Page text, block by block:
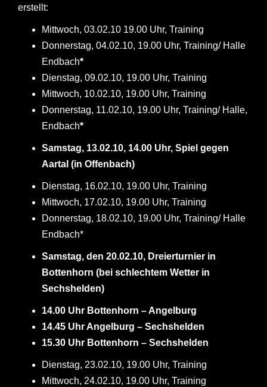
n
erstellt:
Mittwoch, 03.02.10 19.00 Uhr, Training
Donnerstag, 04.02.10, 19.00 Uhr, Training/ Halle
Endbach*
Dienstag, 09.02.10, 19.00 Uhr, Training
Mittwoch, 10.02.10, 19.00 Uhr, Training
Donnerstag, 11.02.10, 19.00 Uhr, Training/ Halle,
Endbach*
Samstag, 13.02.10, 14.00 Uhr, Spiel gegen
Aartal (in Offenbach)
Dienstag, 16.02.10, 19.00 Uhr, Training
Mittwoch, 17.02.10, 19.00 Uhr, Training
Donnerstag, 18.02.10, 19.00 Uhr, Training/ Halle
Endbach*
Samstag, den 20.02.10, Dreierturnier in
Bottenhorn (bei schlechtem Wetter in
Sechshelden)
14.00 Uhr Bottenhorn – Angelburg
14.45 Uhr Angelburg – Sechshelden
15.30 Uhr Bottenhorn – Sechshelden
Dienstag, 23.02.10, 19.00 Uhr, Training
Mittwoch, 24.02.10, 19.00 Uhr, Training